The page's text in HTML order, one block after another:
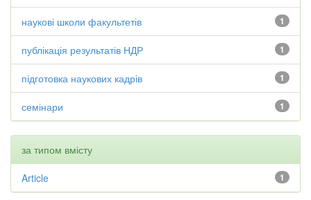
1
наукові школи факультетів
1
публікація результатів НДР
1
підготовка наукових кадрів
1
семінари
за типом вмісту
1
Article